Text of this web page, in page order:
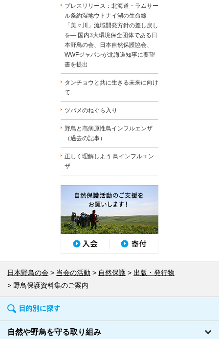
プレスリリース：北海道・ラムサー
ル条約湿地ウトナイ湖の生命線
「美々川」流域開発方針の差し戻し
を― 国内3大環境保全団体である日
本野鳥の会、日本自然保護協会、
WWFジャパンが北海道知事に要望
書を提出
タンチョウと共に生きる未来に向け
て
ツバメのねぐら入り
野鳥と高病原性鳥インフルエンザ
（過去の記事）
正しく理解しよう 鳥インフルエン
ザ
日本野鳥の会 当会の活動 自然保護
出版・発行物
野鳥保護資料集のご案内
自然や野鳥を守る取り組み